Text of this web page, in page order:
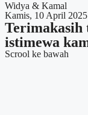
Widya & Kamal
Kamis, 10 April
Terimakasih
istimewa
Scrool ke bawah